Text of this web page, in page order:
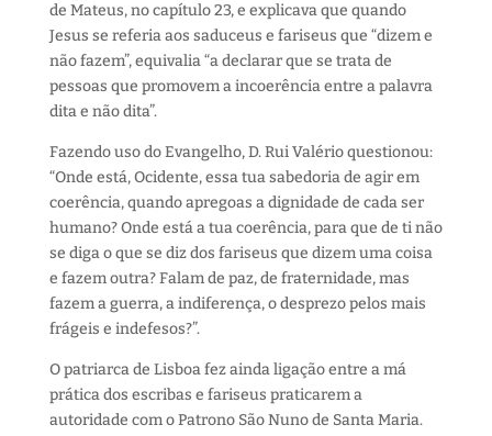
de Mateus, no capítulo 23, e explicava que quando
Jesus se referia aos saduceus e fariseus que “dizem e
não fazem”, equivalia “a declarar que se trata de
pessoas que promovem a incoerência entre a palavra
dita e não dita”.
Fazendo uso do Evangelho, D. Rui Valério questionou:
“Onde está, Ocidente, essa tua sabedoria de agir em
coerência, quando apregoas a dignidade de cada ser
humano? Onde está a tua coerência, para que de ti não
se diga o que se diz dos fariseus que dizem uma coisa
e fazem outra? Falam de paz, de fraternidade, mas
fazem a guerra, a indiferença, o desprezo pelos mais
frágeis e indefesos?”.
O patriarca de Lisboa fez ainda ligação entre a má
prática dos escribas e fariseus praticarem a
autoridade com o Patrono São Nuno de Santa Maria.